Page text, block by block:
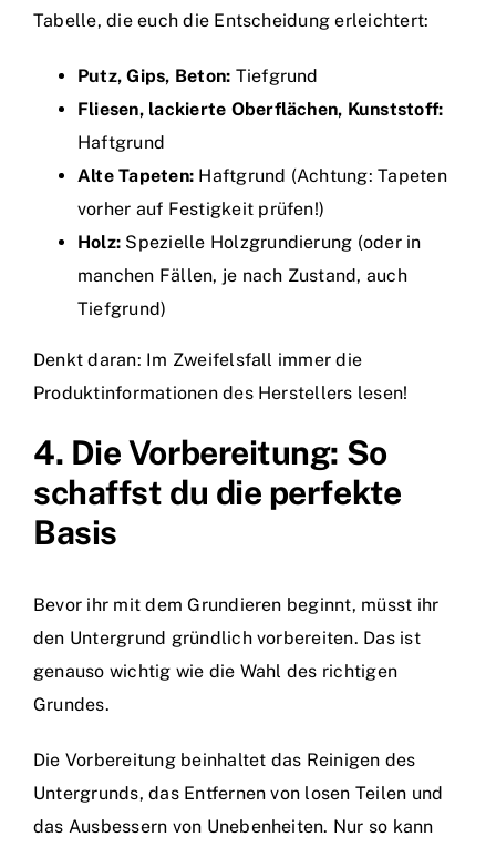
Tabelle, die euch die Entscheidung erleichtert:
Putz, Gips, Beton: Tiefgrund
Fliesen, lackierte Oberflächen, Kunststoff:
Haftgrund
Alte Tapeten: Haftgrund (Achtung: Tapeten
vorher auf Festigkeit prüfen!)
Holz: Spezielle Holzgrundierung (oder in
manchen Fällen, je nach Zustand, auch
Tiefgrund)
Denkt daran: Im Zweifelsfall immer die
Produktinformationen des Herstellers lesen!
4. Die Vorbereitung: So
schaffst du die perfekte
Basis
Bevor ihr mit dem Grundieren beginnt, müsst ihr
den Untergrund gründlich vorbereiten. Das ist
genauso wichtig wie die Wahl des richtigen
Grundes.
Die Vorbereitung beinhaltet das Reinigen des
Untergrunds, das Entfernen von losen Teilen und
das Ausbessern von Unebenheiten. Nur so kann